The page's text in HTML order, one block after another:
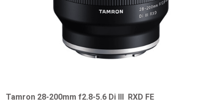
Tamron 28-200mm f2.8-5.6 Di III RXD FE